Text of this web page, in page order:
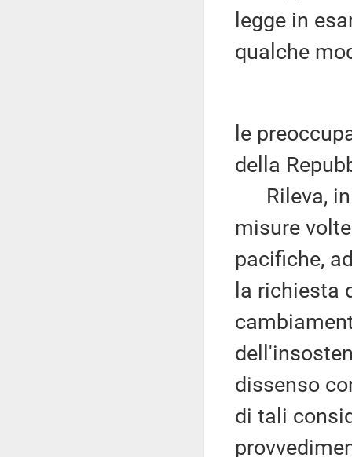
legge in
qualche
le
della
Rileva, in
misure
pacifiche,
la richiesta
dissenso
di tali